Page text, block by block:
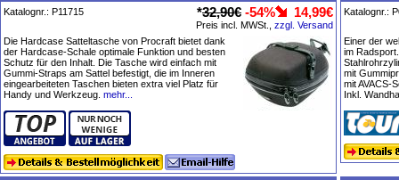
Katalognr.: P11715 *32,90€ -54% 14,99€
Preis incl. MWSt., zzgl. Versand
Die Hardcase Satteltasche von Procraft bietet dank
der Hardcase-Schale optimale Funktion und besten
Schutz für den Inhalt. Die Tasche wird einfach mit
Gummi-Straps am Sattel befestigt, die im Inneren
eingearbeiteten Taschen bieten extra viel Platz für
Handy und Werkzeug. mehr...
Katalognr.:
Einer der
im
mit
mit AVACS-
Inkl.